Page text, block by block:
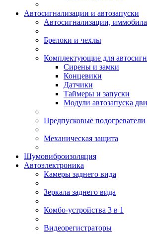
Автосигнализации и автозапуски
Автосигнализации,
Брелоки и чехлы
Комплектующие для
Сирены и замки
Концевики
Датчики
Таймеры и запуски
Модули автозапуска
Предпусковые подогреватели
Механическая защита
Шумовиброизоляция
Автоэлектроника
Камеры заднего вида
Зеркала заднего вида
Комбо-устройства 3 в 1
Видеорегистраторы